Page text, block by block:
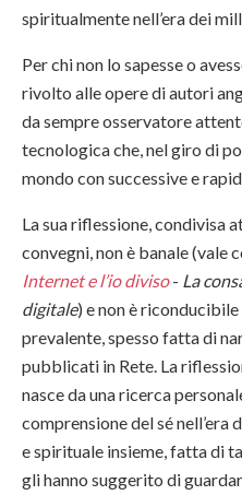
spiritualmente nell’era dei
Per chi non lo sapesse o
rivolto alle opere di autori
da sempre osservatore
tecnologica che, nel giro di
mondo con successive e
La sua riflessione, condivisa
convegni, non è banale (vale
Internet e l’io diviso- La
digitale) e non è
prevalente, spesso fatta di
pubblicati in Rete. La
nasce da una ricerca
comprensione del sé
e spirituale insieme, fatta di
gli hanno suggerito di